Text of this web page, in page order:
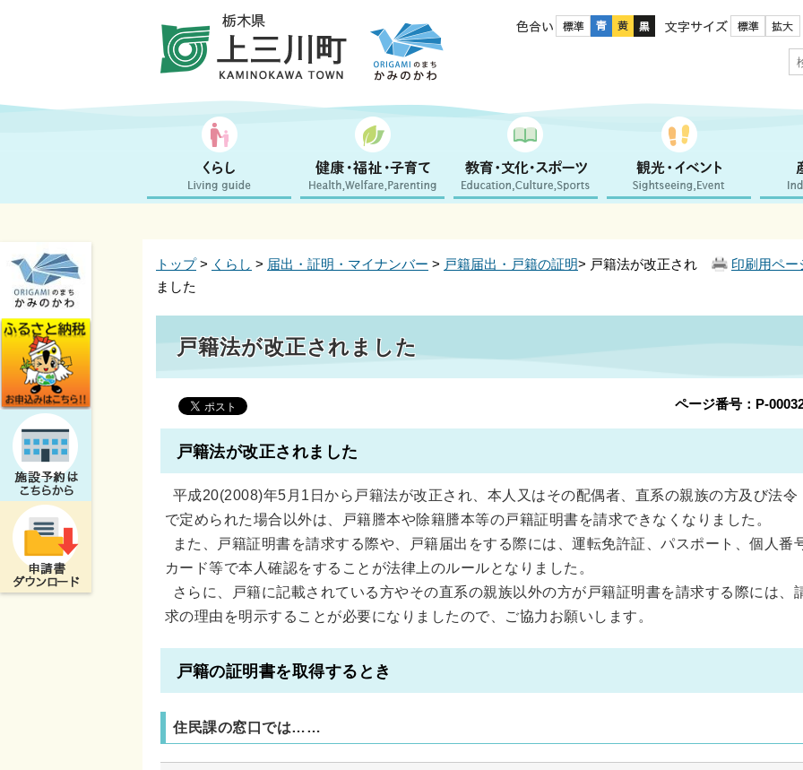
色合い 文字サイズ
印刷用ペー
トップ> くらし > 届出・証明・マイナンバー > 戸籍届出・戸籍の証明> 戸籍法が改正され
ました
戸籍法が改正されました
ページ番号：P-
戸籍法が改正されました
平成20(2008)年5月1日から戸籍法が改正され、本人又はその配偶者、直系の親族の方及び法令
で定められた場合以外は、戸籍謄本や除籍謄本等の戸籍証明書を請求できなくなりました。
また、戸籍証明書を請求する際や、戸籍届出をする際には、運転免許証、パスポート、個人番
カード等で本人確認をすることが法律上のルールとなりました。
さらに、戸籍に記載されている方やその直系の親族以外の方が戸籍証明書を請求する際には、
求の理由を明示することが必要になりましたので、ご協力お願いします。
戸籍の証明書を取得するとき
住民課の窓口では……